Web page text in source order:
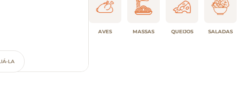
LA
AVES MASSAS QUEIJOS SALADAS